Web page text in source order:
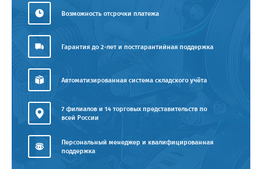
Возможность отсрочки платежа
Гарантия до 2-лет и постгарантийная поддержка
Автоматизированная система складского учёта
7 филиалов и 14 торговых представительств по
всей России
Персональный менеджер и квалифицированная
поддержка